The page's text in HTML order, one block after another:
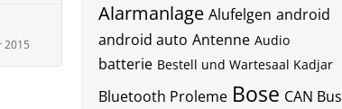
2015
Alarmanlage Alufelgen android
android auto Antenne Audio
batterie Bestell und Wartesaal Kadjar
Bluetooth Proleme Bose CAN Bus